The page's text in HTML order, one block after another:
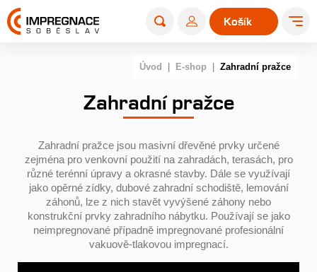
0
Košík
Úvod E-shop Zahradní pražce
Zahradní pražce
Zahradní pražce jsou masivní dřevěné prvky určené
zejména pro venkovní použití na zahradách, terasách, pro
různé terénní úpravy a okrasné stavby. Dále se využívají
jako opěrné zídky, dubové zahradní schodiště, lemování
záhonů, lze z nich stavět vyvýšené záhony nebo
konstrukční prvky zahradního nábytku. Používají se jako
neimpregnované případně impregnované profesionální
vakuově-tlakovou impregnací.